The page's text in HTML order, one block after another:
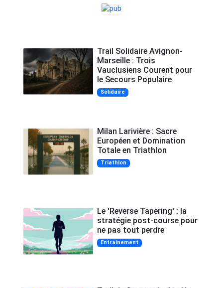
Trail Solidaire Avignon-
Marseille : Trois
Vauclusiens Courent pour
le Secours Populaire
Solidaire
Milan Larivière : Sacre
Européen et Domination
Totale en Triathlon
Triathlon
Le 'Reverse Tapering' : la
stratégie post-course pour
ne pas tout perdre
Entrainement